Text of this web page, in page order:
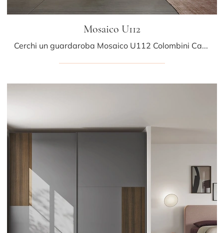
Mosaico U112
Cerchi un guardaroba Mosaico U112 Colombini Casa? Clicca subito! Gli armadi su misura con ante scorrevoli ti attendono.